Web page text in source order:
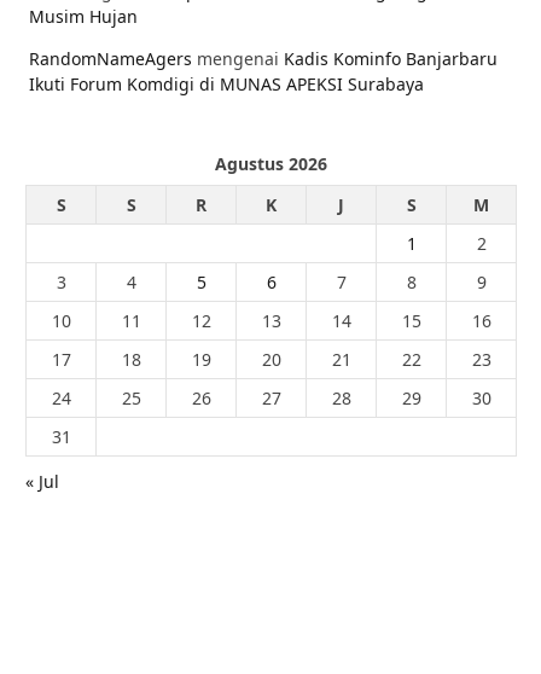
Musim Hujan
RandomNameAgers mengenai Kadis Kominfo Banjarbaru
Ikuti Forum Komdigi di MUNAS APEKSI Surabaya
Agustus 2026
S
S R K J S
M
1
2
3
4 5 6 7 8
9
10
11 12 13 14 15
16
17
18 19 20 21 22
23
24
25 26 27 28 29
30
31
« Jul